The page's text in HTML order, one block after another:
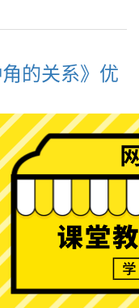
的关系》优